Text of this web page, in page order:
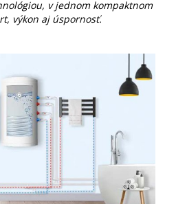
v jednom kompaktnom
výkon aj úspornosť.